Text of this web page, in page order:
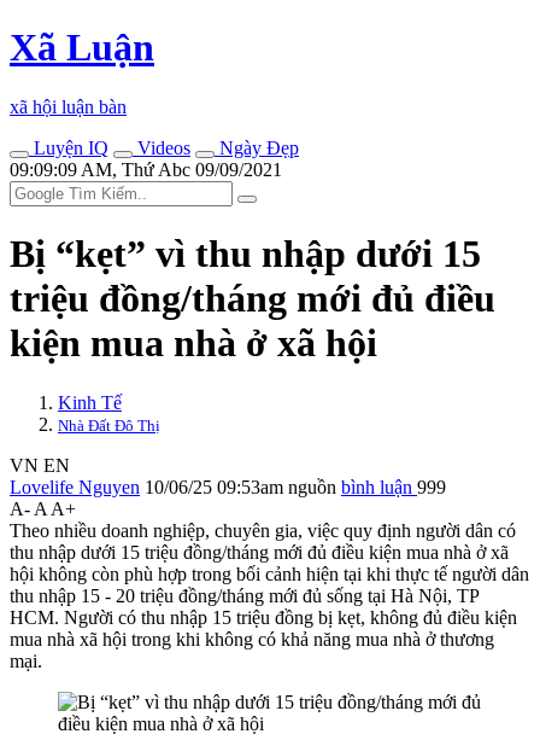
Xã Luận
xã hội luận bàn
Luyện IQ
Videos
Ngày Đẹp
09:09:09 AM, Thứ Abc 09/09/2021
Bị “kẹt” vì thu nhập dưới 15
triệu đồng/tháng mới đủ điều
kiện mua nhà ở xã hội
Kinh Tế
Nhà Đất Đô Thị
VN EN
Lovelife Nguyen 10/06/25 09:53am nguồn bình luận 999
A- A A+
Theo nhiều doanh nghiệp, chuyên gia, việc quy định người dân có
thu nhập dưới 15 triệu đồng/tháng mới đủ điều kiện mua nhà ở xã
hội không còn phù hợp trong bối cảnh hiện tại khi thực tế người dân
thu nhập 15 - 20 triệu đồng/tháng mới đủ sống tại Hà Nội, TP
HCM. Người có thu nhập 15 triệu đồng bị kẹt, không đủ điều kiện
mua nhà xã hội trong khi không có khả năng mua nhà ở thương
mại.